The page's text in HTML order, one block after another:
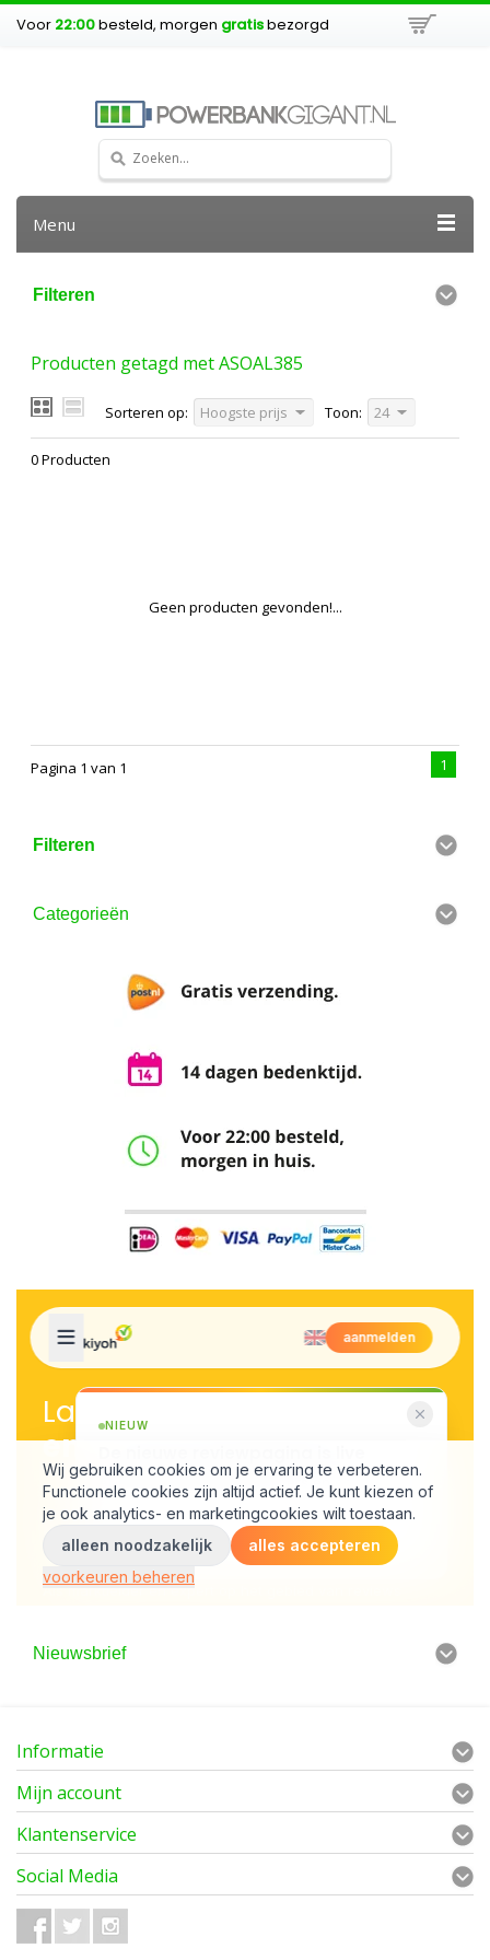
Voor 22:00besteld, morgen gratisbezorgd
Menu
Filteren
Producten getagd met ASOAL385
Sorteren op: Hoogste prijs Toon: 24
0 Producten
Geen producten gevonden!...
Pagina 1 van 1 1
Filteren
Categorieën
Nieuwsbrief
Informatie
Mijn account
Klantenservice
Social Media